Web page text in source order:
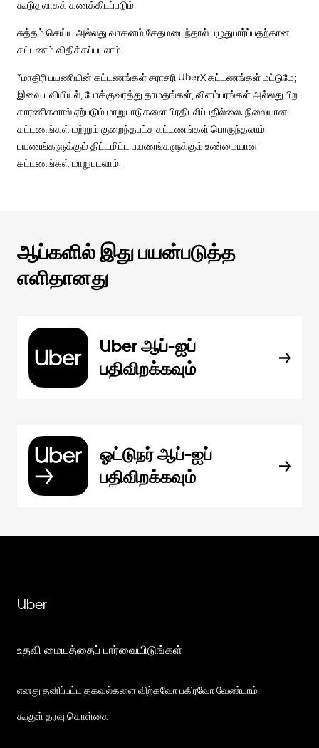
கூடுதலாகக் கணக்கிடப்படும்.
சுத்தம் செய்ய அல்லது வாகனம் சேதமடைந்தால் பழுதுபார்ப்பதற்கான
கட்டணம் விதிக்கப்படலாம்.
*மாதிரி பயணியின் கட்டணங்கள் சராசரி UberX கட்டணங்கள் மட்டுமே;
இவை புவியியல், போக்குவரத்து தாமதங்கள், விளம்பரங்கள் அல்லது பிற
காரணிகளால் ஏற்படும் மாறுபாடுகளை பிரதிபலிப்பதில்லை. நிலையான
கட்டணங்கள் மற்றும் குறைந்தபட்ச கட்டணங்கள் பொருந்தலாம்.
பயணங்களுக்கும் திட்டமிட்ட பயணங்களுக்கும் உண்மையான
கட்டணங்கள் மாறுபடலாம்.
ஆப்களில் இது பயன்படுத்த
எளிதானது
Uber ஆப்-ஐப்
பதிவிறக்கவும்
ஓட்டுநர் ஆப்-ஐப்
பதிவிறக்கவும்
Uber
உதவி மையத்தைப் பார்வையிடுங்கள்
எனது தனிப்பட்ட தகவல்களை விற்கவோ பகிரவோ வேண்டாம்
கூகுள் தரவு கொள்கை